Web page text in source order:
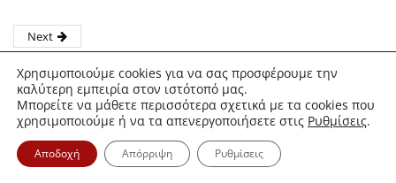
Next
BYD ATTO 2 DM-i: Οδηγούμε την Plug-in υβριδική έκδοση του
κινεζικού B-SUV στην Ελλάδα!
Χρησιμοποιούμε cookies για να σας προσφέρουμε την
καλύτερη εμπειρία στον ιστότοπό μας.
Μπορείτε να μάθετε περισσότερα σχετικά με τα cookies που
χρησιμοποιούμε ή να τα απενεργοποιήσετε στις Ρυθμίσεις.
Αποδοχή Απόρριψη Ρυθμίσεις